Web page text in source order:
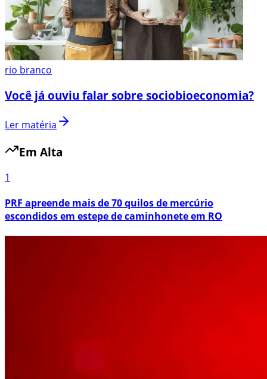
rio branco
Você já ouviu falar sobre sociobioeconomia?
Ler matéria
Em Alta
1
PRF apreende mais de 70 quilos de mercúrio
escondidos em estepe de caminhonete em RO